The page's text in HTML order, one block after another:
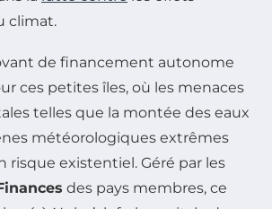
climat.
de financement autonome
ces petites îles, où les menaces
telles que la montée des eaux
météorologiques extrêmes
risque existentiel. Géré par les
des pays membres, ce